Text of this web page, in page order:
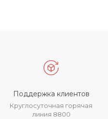
Поддержка клиентов
Круглосуточная горячая
линия 8800